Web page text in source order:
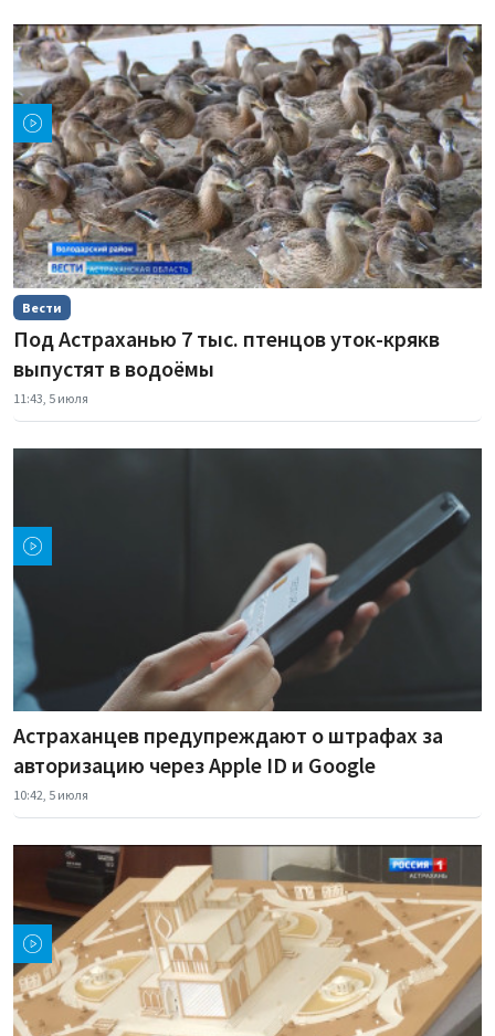
Вести
Под Астраханью 7 тыс. птенцов уток-крякв
выпустят в водоёмы
11:43, 5 июля
Астраханцев предупреждают о штрафах за
авторизацию через Apple ID и Google
10:42, 5 июля